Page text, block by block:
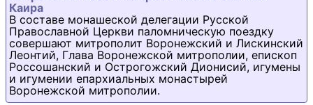
Каира
В составе монашеской делегации Русской
Православной Церкви паломническую поездку
совершают митрополит Воронежский и Лискинский
Леонтий, Глава Воронежской митрополии, епископ
Россошанский и Острогожский Дионисий, игумены
и игумении епархиальных монастырей
Воронежской митрополии.